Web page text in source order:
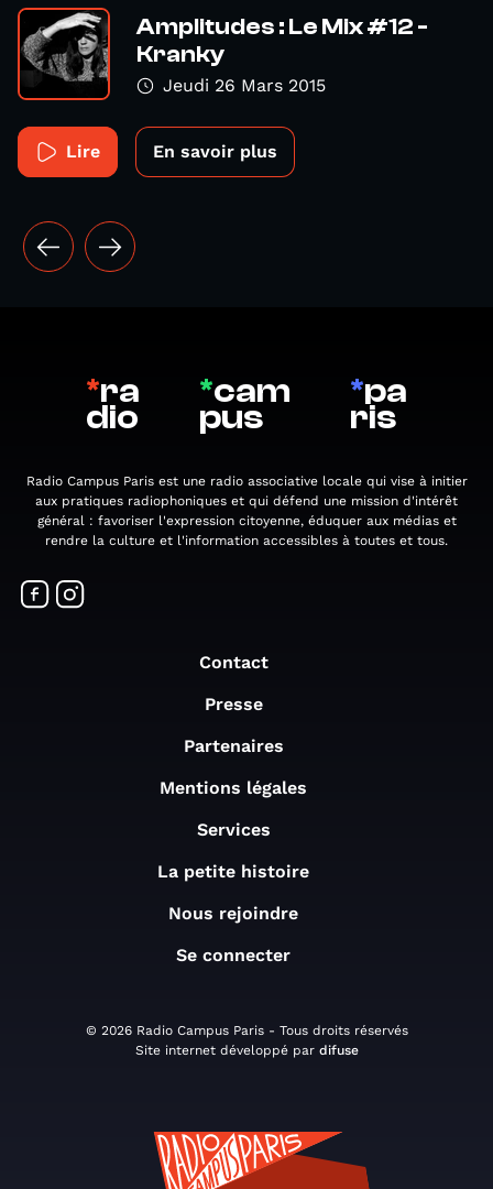
Amplitudes : Le Mix #12 -
Kranky
Jeudi 26 Mars 2015
Lire En savoir plus
*ra
dio
*cam
pus
*pa
ris
Radio Campus Paris est une radio associative locale qui vise à initier
aux pratiques radiophoniques et qui défend une mission d'intérêt
général : favoriser l'expression citoyenne, éduquer aux médias et
rendre la culture et l'information accessibles à toutes et tous.
Contact
Presse
Partenaires
Mentions légales
Services
La petite histoire
Nous rejoindre
Se connecter
© 2026 Radio Campus Paris - Tous droits réservés
Site internet développé par difuse